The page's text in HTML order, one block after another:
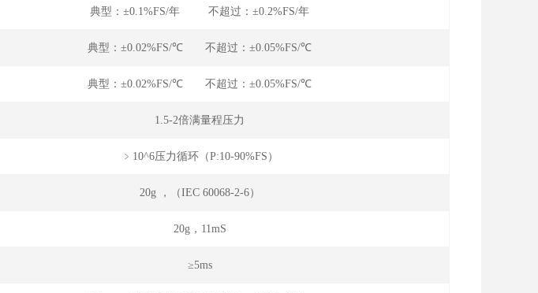
典型：±0.1%FS/年 不超过：±0.2%FS/年
典型：±0.02%FS/℃ 不超过：±0.05%FS/℃
典型：±0.02%FS/℃ 不超过：±0.05%FS/℃
1.5-2倍满量程压力
﹥10^6压力循环（P:10-90%FS）
20g ，（IEC 60068-2-6）
20g，11mS
≥5ms